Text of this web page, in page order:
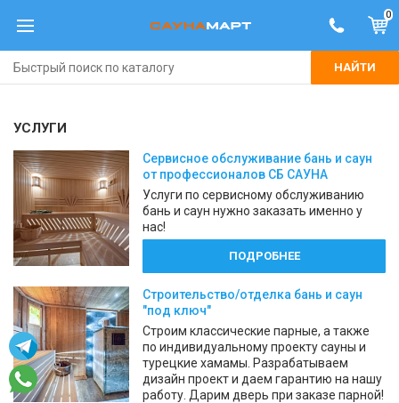
0
НАЙТИ
УСЛУГИ
Сервисное обслуживание бань и саун
от профессионалов СБ САУНА
Услуги по сервисному обслуживанию
бань и саун нужно заказать именно у
нас!
ПОДРОБНЕЕ
Строительство/отделка бань и саун
"под ключ"
Строим классические парные, а также
по индивидуальному проекту сауны и
турецкие хамамы. Разрабатываем
дизайн проект и даем гарантию на нашу
работу. Дарим дверь при заказе парной!